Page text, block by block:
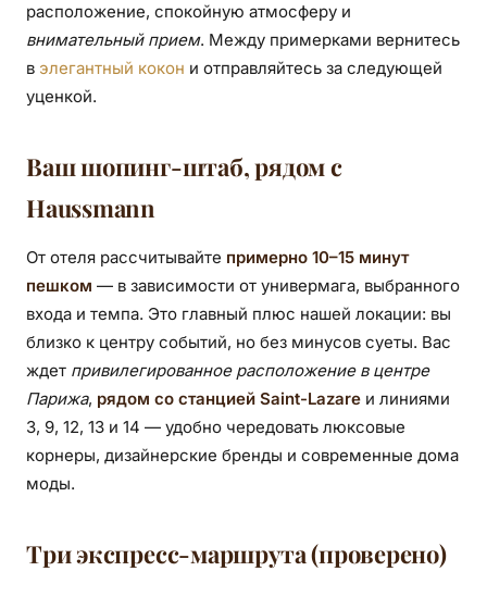
расположение, спокойную атмосферу и
внимательный прием. Между примерками вернитесь
в элегантный кокон и отправляйтесь за следующей
уценкой.
Ваш шопинг-штаб, рядом с
Haussmann
От отеля рассчитывайте примерно 10–15 минут
пешком — в зависимости от универмага, выбранного
входа и темпа. Это главный плюс нашей локации: вы
близко к центру событий, но без минусов суеты. Вас
ждет привилегированное расположение в центре
Парижа, рядом со станцией Saint-Lazare и линиями
3, 9, 12, 13 и 14 — удобно чередовать люксовые
корнеры, дизайнерские бренды и современные дома
моды.
Три экспресс-маршрута (проверено)